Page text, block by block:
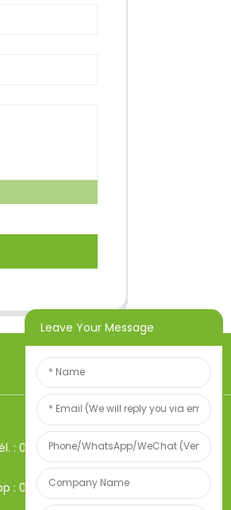
: 0086-13857957906
: 0086-13857957906
Leave Your Message